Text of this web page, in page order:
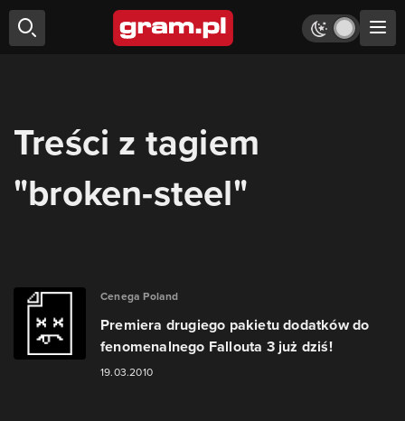
Treści z tagiem
"broken-steel"
Cenega Poland
Premiera drugiego pakietu dodatków do
fenomenalnego Fallouta 3 już dziś!
19.03.2010